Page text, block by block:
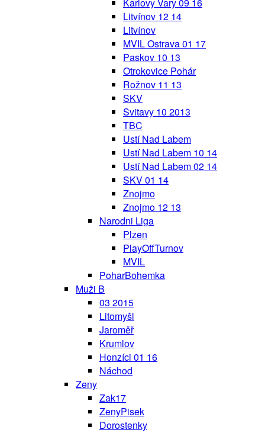
Litvínov 12 14
Litvínov
MVIL Ostrava 01 17
Paskov 10 13
Otrokovice Pohár
Rožnov 11 13
SKV
Svitavy 10 2013
TBC
Ustí Nad Labem
Ustí Nad Labem 10 14
Ustí Nad Labem 02 14
SKV 01 14
Znojmo
Znojmo 12 13
Narodni Liga
Plzen
PlayOffTurnov
MVIL
PoharBohemka
Muži B
03 2015
Litomyšl
Jaroměř
Krumlov
Honzíci 01 16
Náchod
Zeny
Zak17
ZenyPisek
Dorostenky